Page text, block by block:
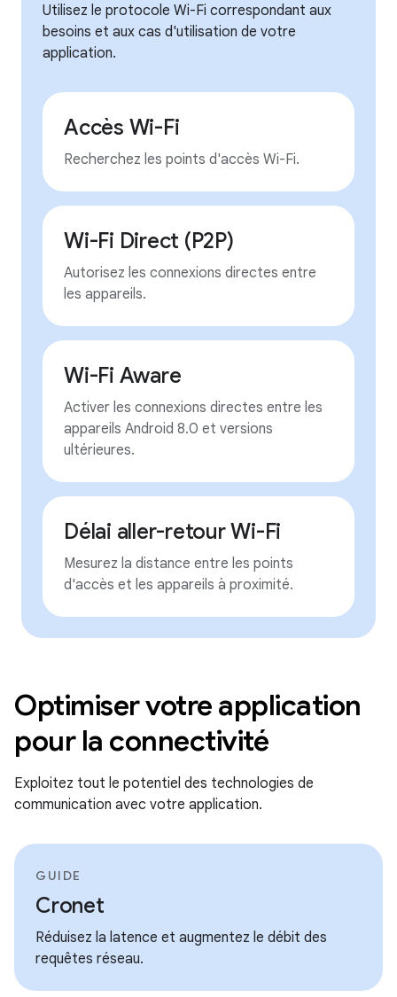
Utilisez le protocole Wi-Fi correspondant aux
besoins et aux cas d'utilisation de votre
application.
Accès Wi-Fi
Recherchez les points d'accès Wi-Fi.
Wi-Fi Direct (P2P)
Autorisez les connexions directes entre
les appareils.
Wi-Fi Aware
Activer les connexions directes entre les
appareils Android 8.0 et versions
ultérieures.
Délai aller-retour Wi-Fi
Mesurez la distance entre les points
d'accès et les appareils à proximité.
Optimiser votre application
pour la connectivité
Exploitez tout le potentiel des technologies de
communication avec votre application.
GUIDE
Cronet
Réduisez la latence et augmentez le débit des
requêtes réseau.